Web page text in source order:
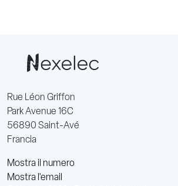
Rue Léon Griffon
Park Avenue 16C
56890 Saint-Avé
Francia
Mostra il numero
Mostra l'email